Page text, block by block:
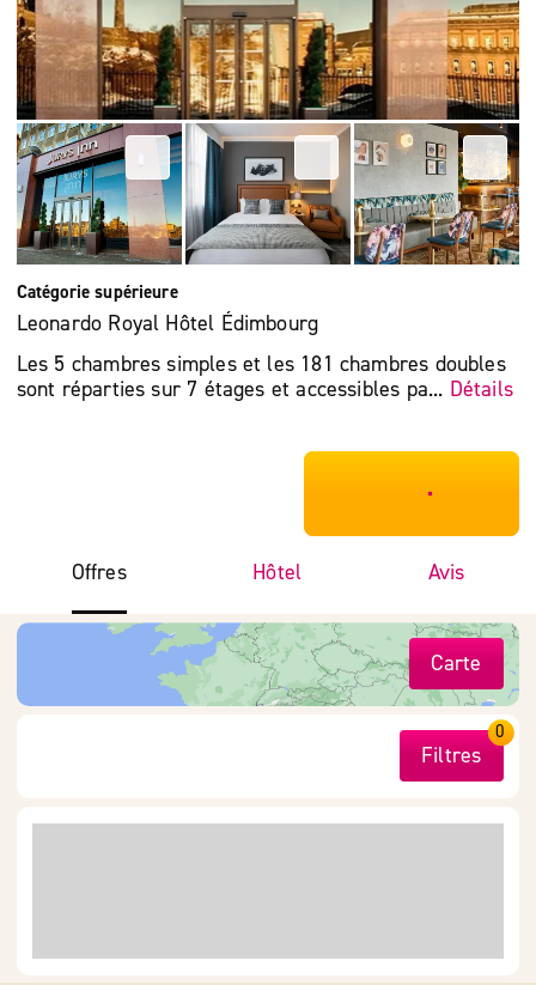
Catégorie supérieure
Leonardo Royal Hôtel Édimbourg
Les 5 chambres simples et les 181 chambres doubles
sont réparties sur 7 étages et accessibles pa... Détails
***************
Offres Hôtel Avis
Carte
Filtres
0